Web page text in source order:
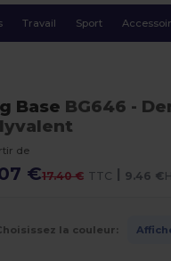
Travail Sport
Base BG646 -
de
€17.40 € TTC | 9.46 €
la couleur: